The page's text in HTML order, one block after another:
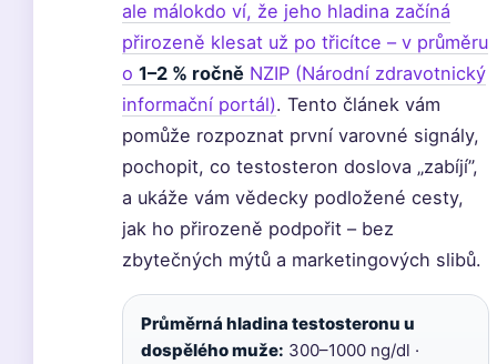
ale málokdo ví, že jeho hladina začíná
přirozeně klesat už po třicítce – v průměru
o 1–2 % ročně NZIP (Národní zdravotnický
informační portál). Tento článek vám
pomůže rozpoznat první varovné signály,
pochopit, co testosteron doslova „zabíjí”,
a ukáže vám vědecky podložené cesty,
jak ho přirozeně podpořit – bez
zbytečných mýtů a marketingových slibů.
Průměrná hladina testosteronu u
dospělého muže: 300–1000 ng/dl ·